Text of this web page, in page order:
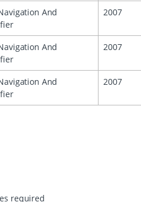
And
2007
And
2007
And
2007
required